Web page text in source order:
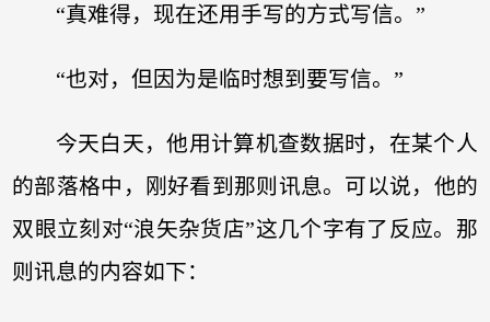
“真难得，现在还用手写的方式写信。”
“也对，但因为是临时想到要写信。”
今天白天，他用计算机查数据时，在某个人
的部落格中，刚好看到那则讯息。可以说，他的
双眼立刻对“浪矢杂货店”这几个字有了反应。那
则讯息的内容如下：